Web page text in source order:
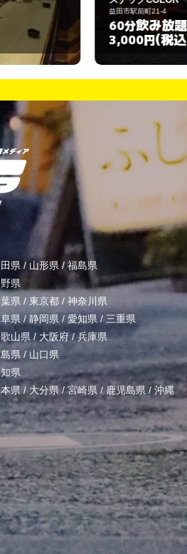
県 / 山形県/ 福島県
県
県 / 東京都 / 神奈川県
県 / 静岡県 / 愛知県 / 三重県
山県/ 大阪府 /兵庫県
県 / 山口県
県
県/ 大分県/宮崎県 /鹿児島県 / 沖縄